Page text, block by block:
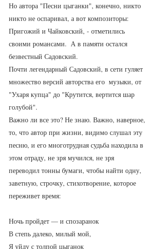
Но автора "Песни цыганки", конечно, никто
никто не оспаривал, а вот композиторы:
Пригожий и Чайковский, - отметились
своими романсами.  А в памяти остался
безвестный Садовский.
Почти легендарный Садовский, в сети гуляет
множество версий авторства его  музыки, от
"Ухаря купца" до "Крутится, вертится шар
голубой".
Важно ли все это? Не знаю. Важно, наверное,
то, что автор при жизни, видимо слушал эту
песню, и его многотрудная судьба находила в
этом отраду, не зря мучился, не зря
переводил тонны бумаги, чтобы найти одну,
заветную, строчку, стихотворение, которое
переживет время:
Ночь пройдет — и спозаранок
В степь далеко, милый мой,
Я уйду с толпой цыганок